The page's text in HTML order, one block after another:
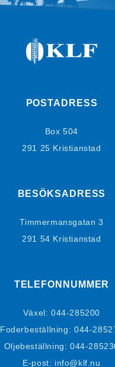
POSTADRESS
Box 504
291 25 Kristianstad
BESÖKSADRESS
Timmermansgatan 3
291 54 Kristianstad
TELEFONNUMMER
Växel:044-285200
Foderbeställning: 044-
Oljebeställning:044-
E-post: info@klf.nu